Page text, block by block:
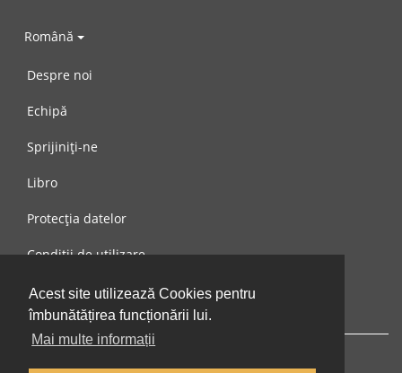
Acest site utilizează Cookies pentru
îmbunătățirea funcționării lui.
Mai multe informații
Română
Despre noi
Echipă
Sprijiniți-ne
Libro
Protecția datelor
Condiții de utilizare
Mesaj către noi